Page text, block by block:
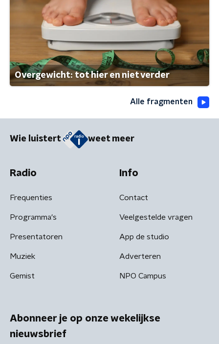
Overgewicht: tot hier en niet verder
Alle fragmenten
Wie luistert weet meer
Radio
Frequenties
Programma's
Presentatoren
Muziek
Gemist
Info
Contact
Veelgestelde vragen
App de studio
Adverteren
NPO Campus
Abonneer je op onze wekelijkse
nieuwsbrief